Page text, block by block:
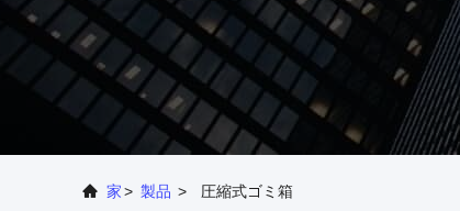
家> 製品 > 圧縮式ゴミ箱